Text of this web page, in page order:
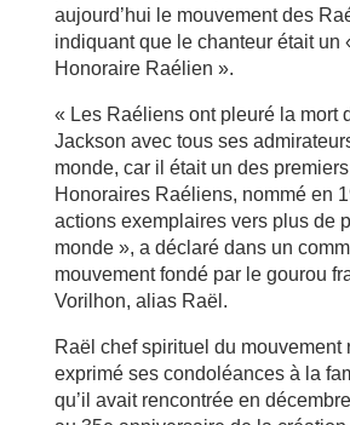
aujourd’hui le mouvement des
indiquant que le chanteur était un
Honoraire Raélien ».
« Les Raéliens ont pleuré la mort
Jackson avec tous ses
monde, car il était un des
Honoraires Raéliens, nommé en
actions exemplaires vers plus de
monde », a déclaré dans un
mouvement fondé par le gourou
Vorilhon, alias Raël.
Raël chef spirituel du mouvement
exprimé ses condoléances à la
qu’il avait rencontrée en